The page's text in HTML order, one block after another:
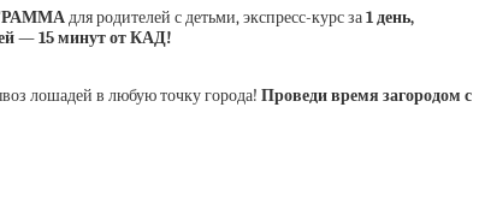
для родителей с детьми, экспресс-курс за1 день,
— 15 минут от КАД!
лошадей в любую точку города! Проведи время загородом с